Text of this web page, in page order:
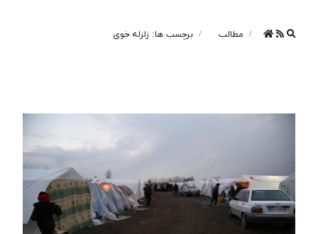
مطالب برچسب ها: زلزله خوی